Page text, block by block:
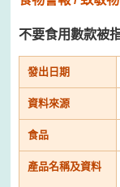
不要食用數款被
發出日期
資料來源
食品
產品名稱及資料